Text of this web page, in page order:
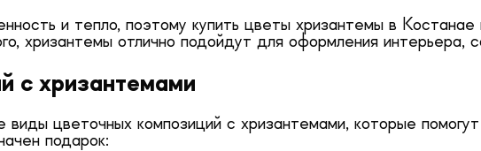
и тепло, поэтому купить цветы хризантемы в
хризантемы отлично подойдут для оформления интерьера,
с хризантемами
цветочных композиций с хризантемами, которые
подарок: